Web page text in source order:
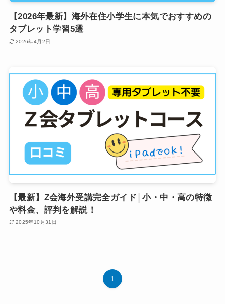
【2026年最新】海外在住小学生に本気でおすすめの
タブレット学習5選
2026年4月2日
【最新】Z会海外受講完全ガイド│小・中・高の特徴
や料金、評判を解説！
2025年10月31日
1